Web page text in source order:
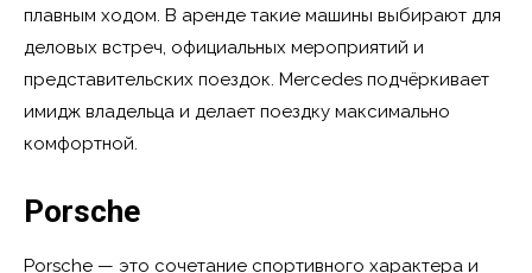
плавным ходом. В аренде такие машины выбирают для
деловых встреч, официальных мероприятий и
представительских поездок. Mercedes подчёркивает
имидж владельца и делает поездку максимально
комфортной.
Porsche
Porsche — это сочетание спортивного характера и